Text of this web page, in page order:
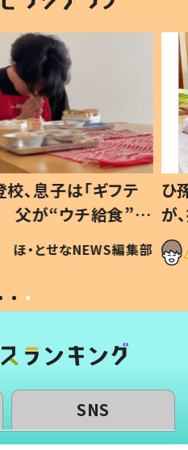
子は「ギフテ
が“ウチ給食”を
とは #令和の親
・とせなNEWS編集部
ひ孫
が、
「涙
い」
SNS